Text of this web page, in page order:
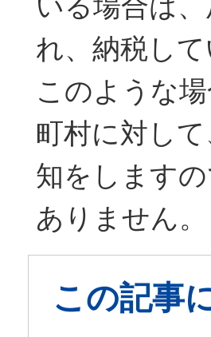
れ、納税し
このような
町村に対し
知をします
ありません。
この記事